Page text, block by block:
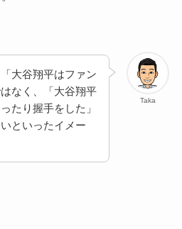
Taka
大谷翔平はファン
なく、「大谷翔平
たり握手をした」
といったイメー